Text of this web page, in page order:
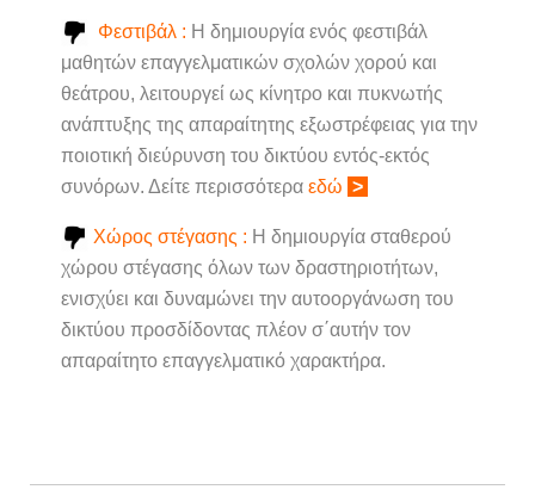
Φεστιβάλ : Η δημιουργία ενός φεστιβάλ
μαθητών επαγγελματικών σχολών χορού και
θεάτρου, λειτουργεί ως κίνητρο και πυκνωτής
ανάπτυξης της απαραίτητης εξωστρέφειας για την
ποιοτική διεύρυνση του δικτύου εντός-εκτός
συνόρων. Δείτε περισσότερα εδώ >
Χώρος στέγασης : Η δημιουργία σταθερού
χώρου στέγασης όλων των δραστηριοτήτων,
ενισχύει και δυναμώνει την αυτοοργάνωση του
δικτύου προσδίδοντας πλέον σ΄αυτήν τον
απαραίτητο επαγγελματικό χαρακτήρα.